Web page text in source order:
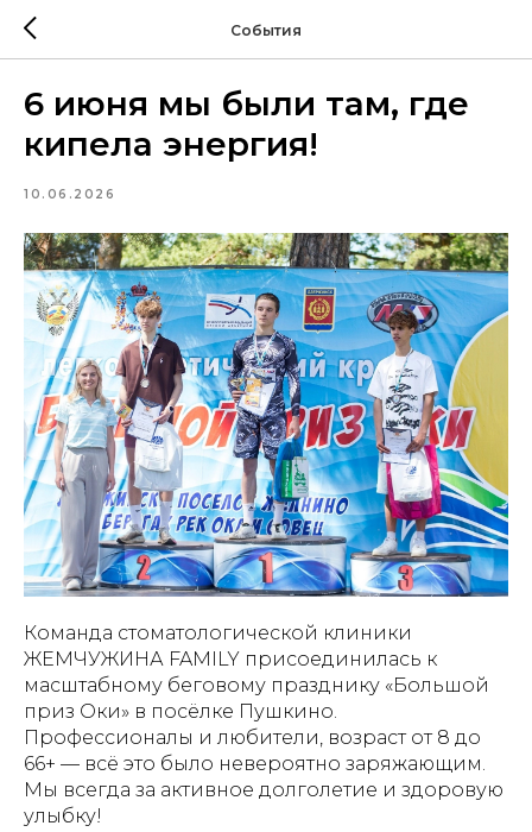
События
6 июня мы были там, где
кипела энергия!
10.06.2026
Команда стоматологической клиники
ЖЕМЧУЖИНА FAMILY присоединилась к
масштабному беговому празднику «Большой
приз Оки» в посёлке Пушкино.
Профессионалы и любители, возраст от 8 до
66+ — всё это было невероятно заряжающим.
Мы всегда за активное долголетие и здоровую
улыбку!